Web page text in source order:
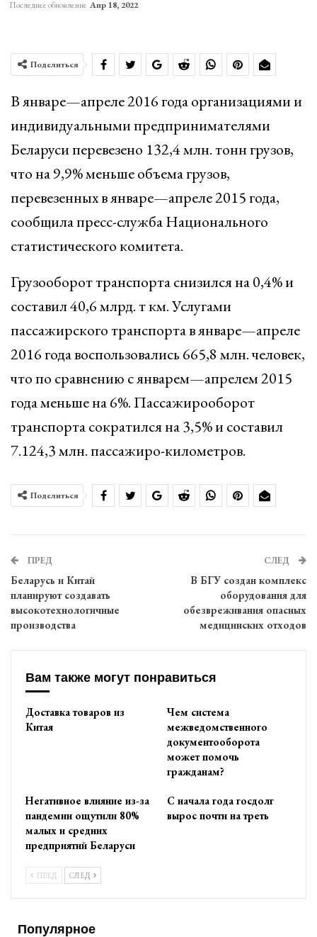
Последнее обновление Апр 18, 2022
Поделиться
В январе—апреле 2016 года организациями и
индивидуальными предпринимателями
Беларуси перевезено 132,4 млн. тонн грузов,
что на 9,9% меньше объема грузов,
перевезенных в январе—апреле 2015 года,
сообщила пресс-служба Национального
статистического комитета.
Грузооборот транспорта снизился на 0,4% и
составил 40,6 млрд. т км. Услугами
пассажирского транспорта в январе—апреле
2016 года воспользовались 665,8 млн. человек,
что по сравнению с январем—апрелем 2015
года меньше на 6%. Пассажирооборот
транспорта сократился на 3,5% и составил
7.124,3 млн. пассажиро-километров.
Поделиться
ПРЕД
Беларусь и Китай
планируют создавать
высокотехнологичные
производства
СЛЕД
В БГУ создан комплекс
оборудования для
обезвреживания опасных
медицинских отходов
Вам также могут понравиться
Доставка товаров из
Китая
Чем система
межведомственного
документооборота
может помочь
гражданам?
Негативное влияние из-за
пандемии ощутили 80%
малых и средних
предприятий Беларуси
С начала года госдолг
вырос почти на треть
ПРЕД СЛЕД
Популярное